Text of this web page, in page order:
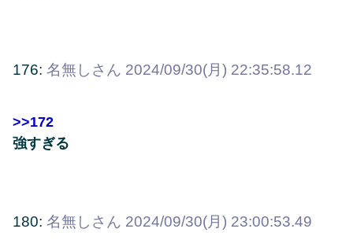
176: 名無しさん 2024/09/30(月) 22:35:58.12
>>172
強すぎる
180: 名無しさん 2024/09/30(月) 23:00:53.49